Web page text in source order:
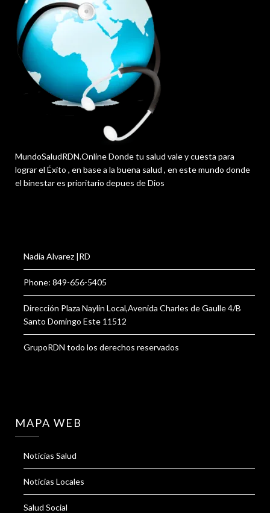
MundoSaludRDN.Online Donde tu salud vale y cuesta para
lograr el Éxito , en base a la buena salud , en este mundo donde
el binestar es prioritario depues de Dios
Nadia Alvarez |RD
Phone: 849-656-5405
Dirección Plaza Naylin Local,Avenida Charles de Gaulle 4/B
Santo Domingo Este 11512
GrupoRDN todo los derechos reservados
MAPA WEB
Noticias Salud
Noticias Locales
Salud Social